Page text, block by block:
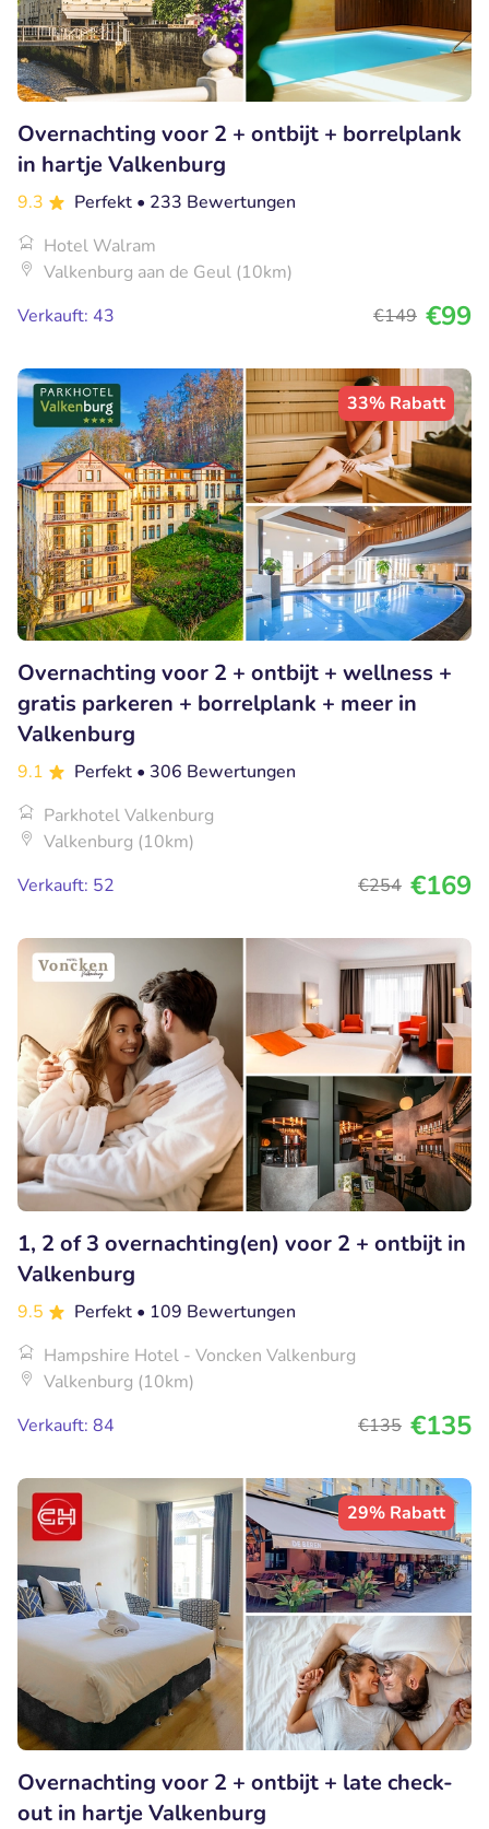
Overnachting voor 2 + ontbijt + borrelplank
in hartje Valkenburg
9.3 Perfekt • 233 Bewertungen
Hotel Walram
Valkenburg aan de Geul (10km)
Verkauft: 43
€149 €99
33% Rabatt
Overnachting voor 2 + ontbijt + wellness +
gratis parkeren + borrelplank + meer in
Valkenburg
9.1 Perfekt • 306 Bewertungen
Parkhotel Valkenburg
Valkenburg (10km)
Verkauft: 52
€254 €169
1, 2 of 3 overnachting(en) voor 2 + ontbijt in
Valkenburg
9.5 Perfekt • 109 Bewertungen
Hampshire Hotel - Voncken Valkenburg
Valkenburg (10km)
Verkauft: 84
€135 €135
29% Rabatt
Overnachting voor 2 + ontbijt + late check-
out in hartje Valkenburg